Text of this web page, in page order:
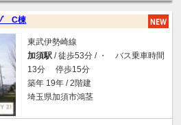
C棟
東武伊勢崎線
加須駅 / 徒歩53分 / ・ バス乗車時間
13分 停歩15分
築年 19年 / 2階建
埼玉県加須市鴻茎